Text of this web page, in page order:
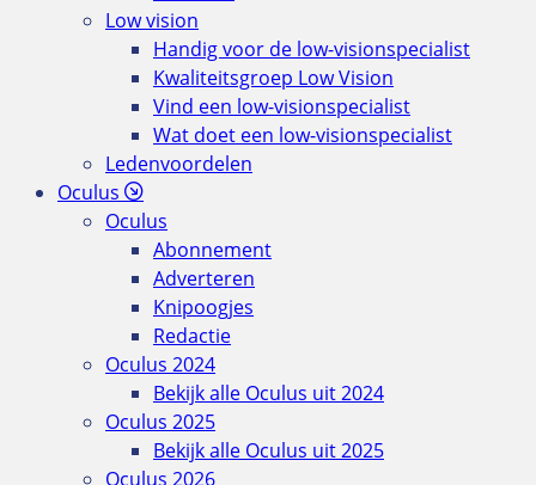
Low vision
Handig voor de low-visionspecialist
Kwaliteitsgroep Low Vision
Vind een low-visionspecialist
Wat doet een low-visionspecialist
Ledenvoordelen
Oculus
Oculus
Abonnement
Adverteren
Knipoogjes
Redactie
Oculus 2024
Bekijk alle Oculus uit 2024
Oculus 2025
Bekijk alle Oculus uit 2025
Oculus 2026